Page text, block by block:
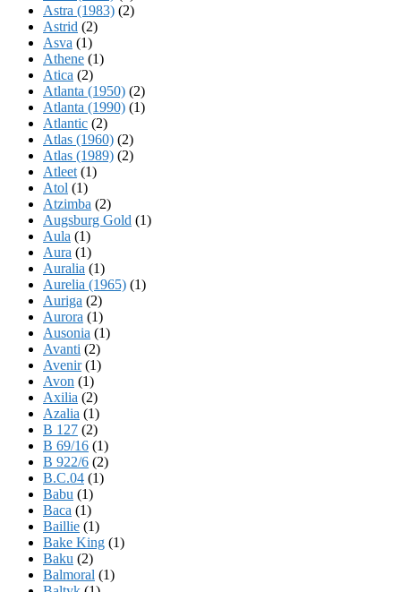
Astra (1983) (2)
Astrid (2)
Asva (1)
Athene (1)
Atica (2)
Atlanta (1950) (2)
Atlanta (1990) (1)
Atlantic (2)
Atlas (1960) (2)
Atlas (1989) (2)
Atleet (1)
Atol (1)
Atzimba (2)
Augsburg Gold (1)
Aula (1)
Aura (1)
Auralia (1)
Aurelia (1965) (1)
Auriga (2)
Aurora (1)
Ausonia (1)
Avanti (2)
Avenir(1)
Avon (1)
Axilia (2)
Azalia (1)
B 127 (2)
B 69/16 (1)
B 922/6 (2)
B.C.04 (1)
Babu (1)
Baca (1)
Baillie (1)
Bake King (1)
Baku (2)
Balmoral (1)